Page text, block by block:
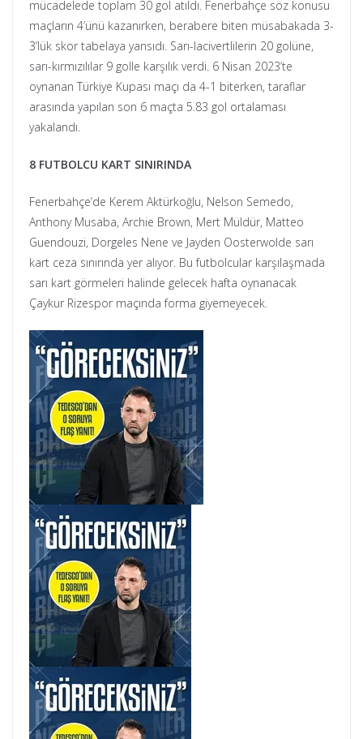
mücadelede toplam 30 gol atıldı. Fenerbahçe söz konusu
maçların 4’ünü kazanırken, berabere biten müsabakada 3-
3’lük skor tabelaya yansıdı. Sarı-lacivertlilerin 20 golüne,
sarı-kırmızılılar 9 golle karşılık verdi. 6 Nisan 2023’te
oynanan Türkiye Kupası maçı da 4-1 biterken, taraflar
arasında yapılan son 6 maçta 5.83 gol ortalaması
yakalandı.
8 FUTBOLCU KART SINIRINDA
Fenerbahçe’de Kerem Aktürkoğlu, Nelson Semedo,
Anthony Musaba, Archie Brown, Mert Müldür, Matteo
Guendouzi, Dorgeles Nene ve Jayden Oosterwolde sarı
kart ceza sınırında yer alıyor. Bu futbolcular karşılaşmada
sarı kart görmeleri halinde gelecek hafta oynanacak
Çaykur Rizespor maçında forma giyemeyecek.